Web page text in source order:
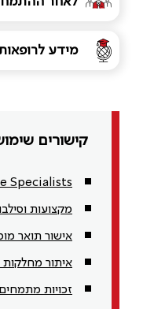
מידע
קישורים
Specialists
מקצועות
אישור תואר
איתור מחלקות
זכויות